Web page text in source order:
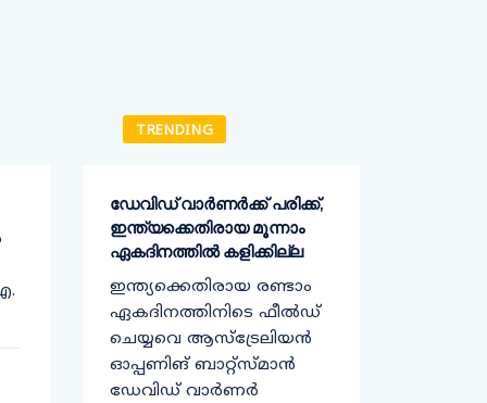
TRENDING
ഡേവിഡ് വാര്‍ണര്‍ക്ക് പരിക്ക്,
ഇന്ത്യക്കെതിരായ മൂന്നാം
ഏകദിനത്തില്‍ കളിക്കില്ല
ഇന്ത്യക്കെതിരായ രണ്ടാം
ഏകദിനത്തിനിടെ ഫീൽഡ്
ചെയ്യവെ ആസ്‌ട്രേലിയന്‍
ഓപ്പണിങ് ബാറ്റ്സ്മാന്‍
ഡേവിഡ് വാർണർ